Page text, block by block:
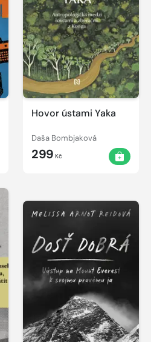
Hovor ústami Yaka
Daša Bombjaková
299 Kč